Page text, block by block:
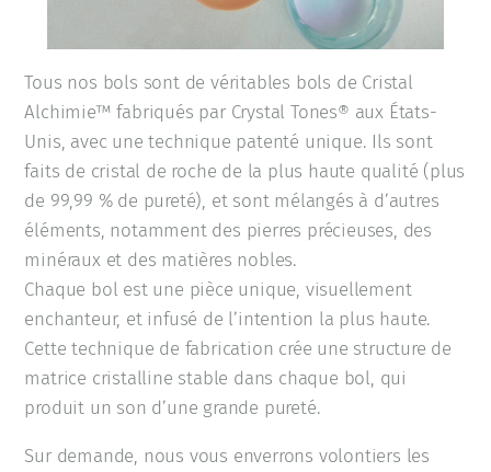
Tous nos bols sont de véritables bols de Cristal
Alchimie™ fabriqués par Crystal Tones® aux États-
Unis, avec une technique patenté unique. Ils sont
faits de cristal de roche de la plus haute qualité (plus
de 99,99 % de pureté), et sont mélangés à d’autres
éléments, notamment des pierres précieuses, des
minéraux et des matières nobles.
Chaque bol est une pièce unique, visuellement
enchanteur, et infusé de l’intention la plus haute.
Cette technique de fabrication crée une structure de
matrice cristalline stable dans chaque bol, qui
produit un son d’une grande pureté.
Sur demande, nous vous enverrons volontiers les